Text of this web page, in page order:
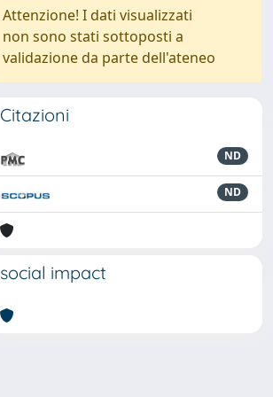
Attenzione! I dati visualizzati
non sono stati sottoposti a
validazione da parte dell'ateneo
Citazioni
ND
ND
social impact